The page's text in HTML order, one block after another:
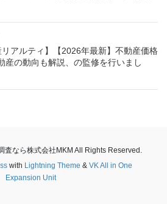
アルティ】【2026年最新】不動産価格
産の動向も解説、の監修を行いまし
査なら株式会社MKM All Rights Reserved.
with Lightning Theme & VK All in One
Expansion Unit